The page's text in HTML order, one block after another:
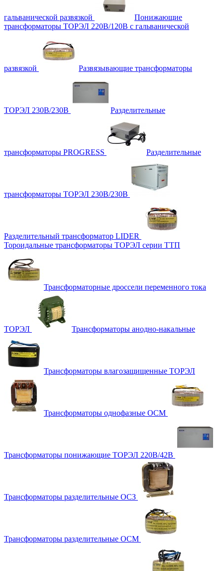
гальванической развязкой
Понижающие
трансформаторы ТОРЭЛ 220В/120В с гальванической
развязкой Развязывающие трансформаторы
ТОРЭЛ 230В/230В Разделительные
трансформаторы PROGRESS Разделительные
трансформаторы ТОРЭЛ 230В/230В
Разделительный трансформатор LIDER
Тороидальные трансформаторы ТОРЭЛ серии ТТП
Трансформаторные дроссели переменного тока
ТОРЭЛ Трансформаторы анодно-накальные
Трансформаторы влагозащищенные ТОРЭЛ
Трансформаторы однофазные ОСМ
Трансформаторы понижающие ТОРЭЛ 220В/42В
Трансформаторы разделительные ОСЗ
Трансформаторы разделительные ОСМ